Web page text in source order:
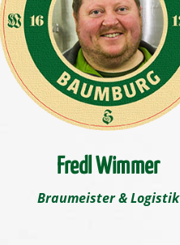
Fredl Wimmer
Braumeister & Logistik